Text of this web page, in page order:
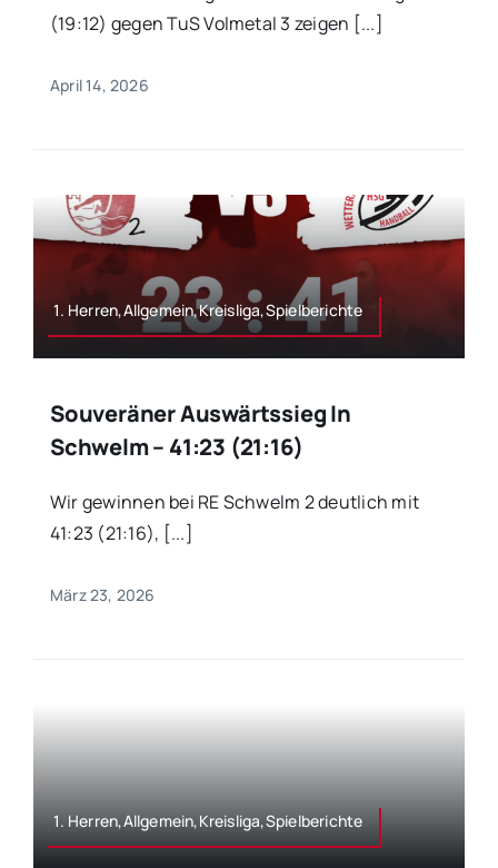
(19:12) gegen TuS Volmetal 3 zeigen [...]
April 14, 2026
1. Herren,Allgemein,Kreisliga,Spielberichte
Souveräner Auswärtssieg In
Schwelm – 41:23 (21:16)
Wir gewinnen bei RE Schwelm 2 deutlich mit
41:23 (21:16), [...]
März 23, 2026
1. Herren,Allgemein,Kreisliga,Spielberichte